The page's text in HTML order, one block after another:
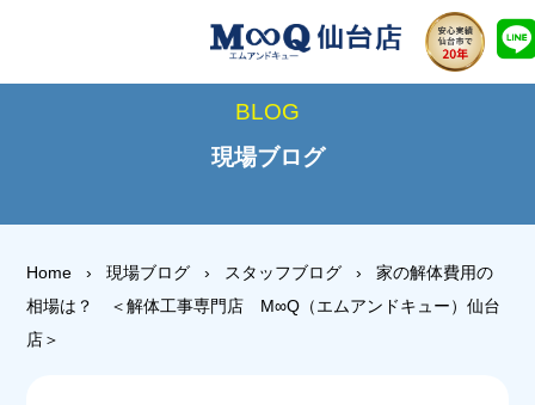
BLOG
現場ブログ
Home › 現場ブログ › スタッフブログ ›
家の解体費用の
相場は？ ＜解体工事専門店 M∞Q（エムアンドキュー）仙台
店＞